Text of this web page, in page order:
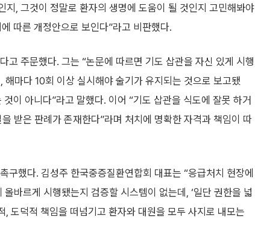
, 그것이 정말로 환자의 생명에 도움이 될 것인지 고민해봐야
따른 개정안으로 보인다”라고 비판했다.
고 주문했다. 그는 “논문에 따르면 기도 삽관을 자신 있게 시행
마다 10회 이상 실시해야 술기가 유지되는 것으로 보고됐
이 아니다”라고 말했다. 이어 “기도 삽관을 식도에 잘못 하거
받은 판례가 존재한다”라며 처치에 명확한 자격과 책임이 따
했다. 김성주 한국중증질환연합회 대표는 “응급처치 현장에
바르게 시행됐는지 검증할 시스템이 없는데, ‘일단 권한을 넓
, 도덕적 책임을 떠넘기고 환자와 대원을 모두 사지로 내모는